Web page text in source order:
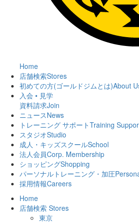
Home
店舗検索Stores
初めての方(ゴールドジムとは)About
入会 • 見学
資料請求Join
ニュースNews
トレーニング サポートTraining
スタジオStudio
成人・キッズスクールSchool
法人会員Corp. Membership
ショッピングShopping
パーソナルトレーニング・加圧
採用情報Careers
Home
店舗検索 Stores
東京